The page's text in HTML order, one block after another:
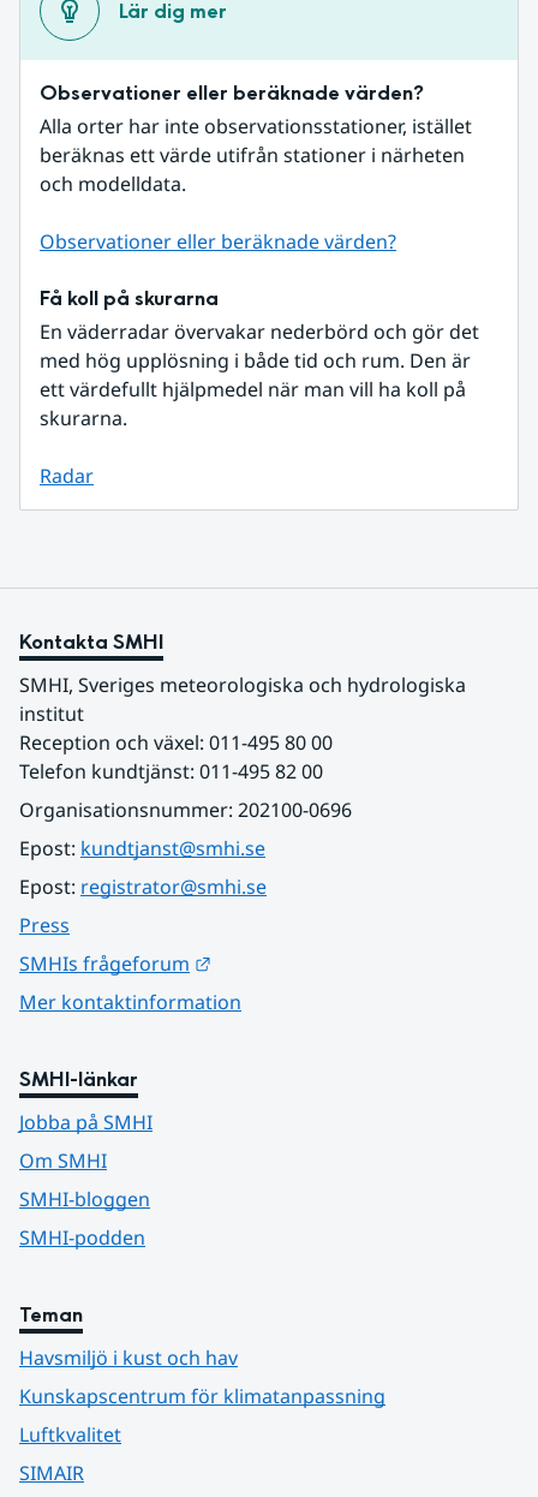
Lär dig mer
Observationer eller beräknade värden?
Alla orter har inte observationsstationer, istället
beräknas ett värde utifrån stationer i närheten
och modelldata.
Observationer eller beräknade värden?
Få koll på skurarna
En väderradar övervakar nederbörd och gör det
med hög upplösning i både tid och rum. Den är
ett värdefullt hjälpmedel när man vill ha koll på
skurarna.
Radar
Kontakta SMHI
SMHI, Sveriges meteorologiska och hydrologiska
institut
Reception och växel: 011-495 80 00
Telefon kundtjänst: 011-495 82 00
Organisationsnummer: 202100-0696
Epost: kundtjanst@smhi.se
Epost: registrator@smhi.se
Press
SMHIs frågeforum
Mer kontaktinformation
SMHI-länkar
Jobba på SMHI
Om SMHI
SMHI-bloggen
SMHI-podden
Teman
Havsmiljö i kust och hav
Kunskapscentrum för klimatanpassning
Luftkvalitet
SIMAIR